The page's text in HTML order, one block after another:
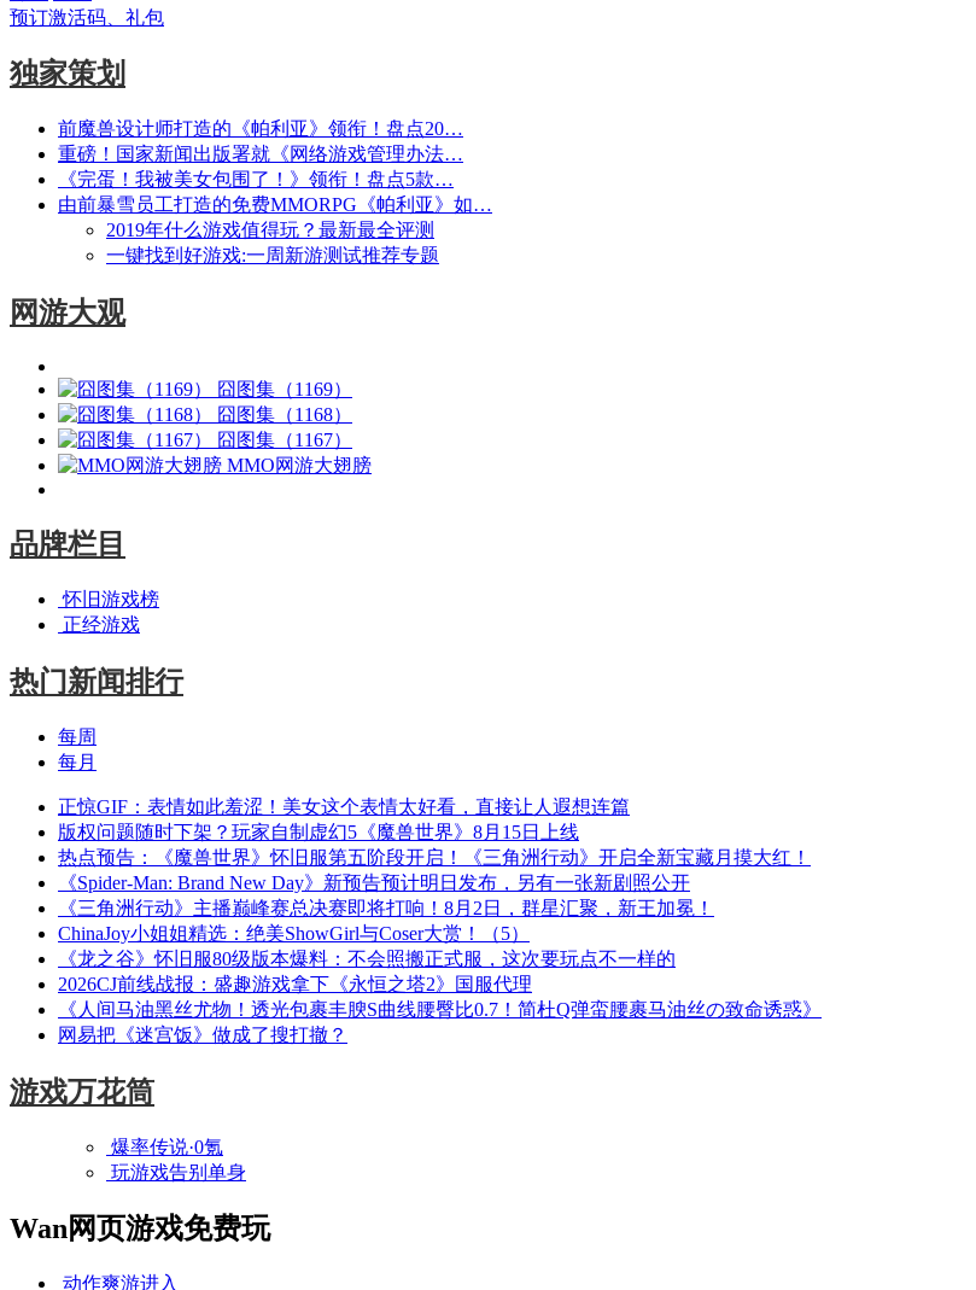
预订激活码、礼包
独家策划
前魔兽设计师打造的《帕利亚》领衔！盘点20…
重磅！国家新闻出版署就《网络游戏管理办法…
《完蛋！我被美女包围了！》领衔！盘点5款…
由前暴雪员工打造的免费MMORPG《帕利亚》如…
2019年什么游戏值得玩？最新最全评测
一键找到好游戏:一周新游测试推荐专题
网游大观
囧图集（1169）
囧图集（1168）
囧图集（1167）
MMO网游大翅膀
品牌栏目
怀旧游戏榜
正经游戏
热门新闻排行
每周
每月
正惊GIF：表情如此羞涩！美女这个表情太好看，直接让人遐想连篇
版权问题随时下架？玩家自制虚幻5《魔兽世界》8月15日上线
热点预告：《魔兽世界》怀旧服第五阶段开启！《三角洲行动》开启全新宝藏月摸大红！
《Spider-Man: Brand New Day》新预告预计明日发布，另有一张新剧照公开
《三角洲行动》主播巅峰赛总决赛即将打响！8月2日，群星汇聚，新王加冕！
ChinaJoy小姐姐精选：绝美ShowGirl与Coser大赏！（5）
《龙之谷》怀旧服80级版本爆料：不会照搬正式服，这次要玩点不一样的
2026CJ前线战报：盛趣游戏拿下《永恒之塔2》国服代理
《人间马油黑丝尤物！透光包裹丰腴S曲线腰臀比0.7！简杜Q弹蛮腰裹马油丝の致命诱惑》
网易把《迷宫饭》做成了搜打撤？
游戏万花筒
爆率传说·0氪
玩游戏告别单身
Wan网页游戏免费玩
动作爽游进入